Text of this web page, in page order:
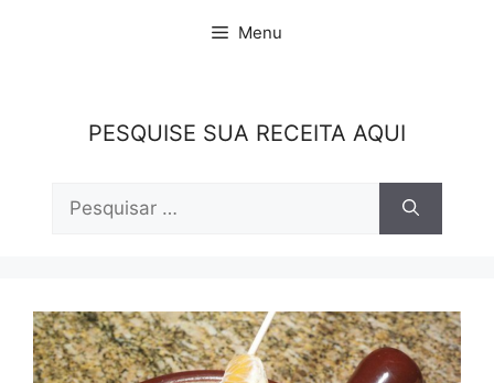
Menu
PESQUISE SUA RECEITA AQUI
por: